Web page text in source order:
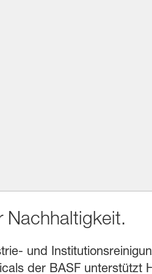
Nachhaltigkeit.
und
der BASF unterstützt